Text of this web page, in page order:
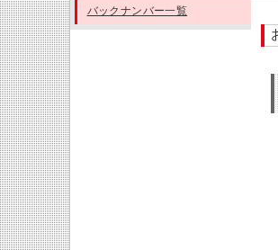
バックナンバー一覧